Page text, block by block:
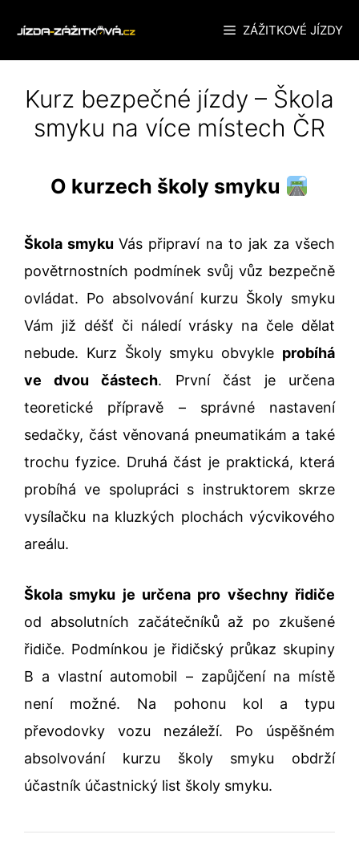
ZÁŽITKOVÉ JÍZDY
Kurz bezpečné jízdy – Škola
smyku na více místech ČR
O kurzech školy smyku
Škola smykuVás připraví na to jak za všech
povětrnostních podmínek svůj vůz bezpečně
ovládat. Po absolvování kurzu Školy smyku
Vám již déšť či náledí vrásky na čele dělat
nebude. Kurz Školy smyku obvykle probíhá
ve dvou částech. První část je určena
teoretické přípravě – správné nastavení
sedačky, část věnovaná pneumatikám a také
trochu fyzice. Druhá část je praktická, která
probíhá ve spolupráci s instruktorem skrze
vysílačku na kluzkých plochách výcvikového
areálu.
Škola smyku je určena pro všechny řidiče
od absolutních začátečníků až po zkušené
řidiče. Podmínkou je řidičský průkaz skupiny
B a vlastní automobil – zapůjčení na místě
není možné. Na pohonu kol a typu
převodovky vozu nezáleží. Po úspěšném
absolvování kurzu školy smyku obdrží
účastník účastnický list školy smyku.